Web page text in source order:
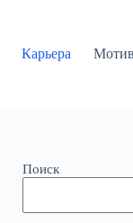
Карьера
Поиск